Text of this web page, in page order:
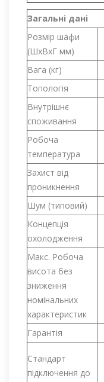
Загальні дані
Розмір шафи
(ШxВxГ мм)
Вага (кг)
Топологія
Внутрішнє
споживання
Робоча
температура
Захист від
проникнення
Шум (типовий)
Концепція
охолодження
Макс. Робоча
висота без
зниження
номінальних
характеристик
Гарантія
Стандарт
підключення до